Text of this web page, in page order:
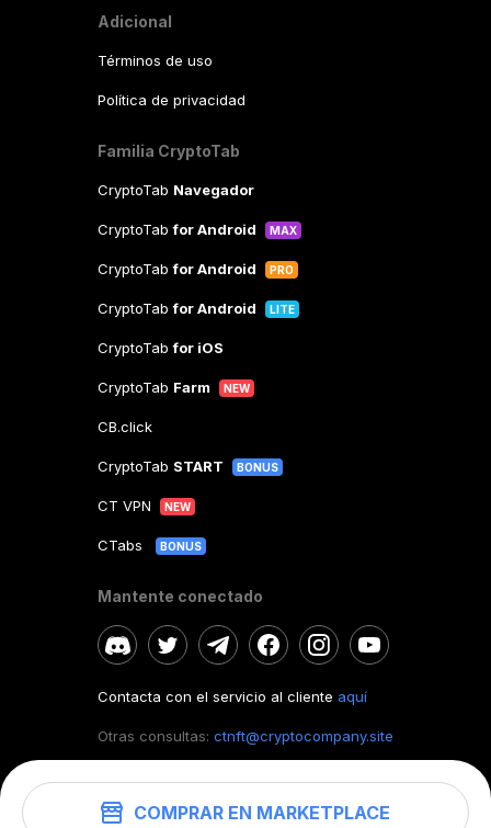
COMPRAR EN MARKETPLACE
Adicional
Términos de uso
Política de privacidad
Familia CryptoTab
CryptoTab Navegador
CryptoTabfor Android MAX
CryptoTabfor Android PRO
CryptoTabfor Android LITE
CryptoTabfor iOS
CryptoTab Farm NEW
CB.click
CryptoTab START BONUS
CT VPN NEW
CTabs BONUS
Mantente conectado
Contacta con el servicio al cliente aquí
Otras consultas: ctnft@cryptocompany.site